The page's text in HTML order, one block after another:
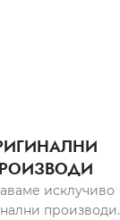
исклучиво
производи.